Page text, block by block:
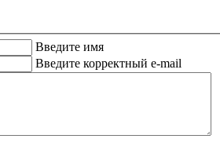
Введите имя
Введите корректный e-mail